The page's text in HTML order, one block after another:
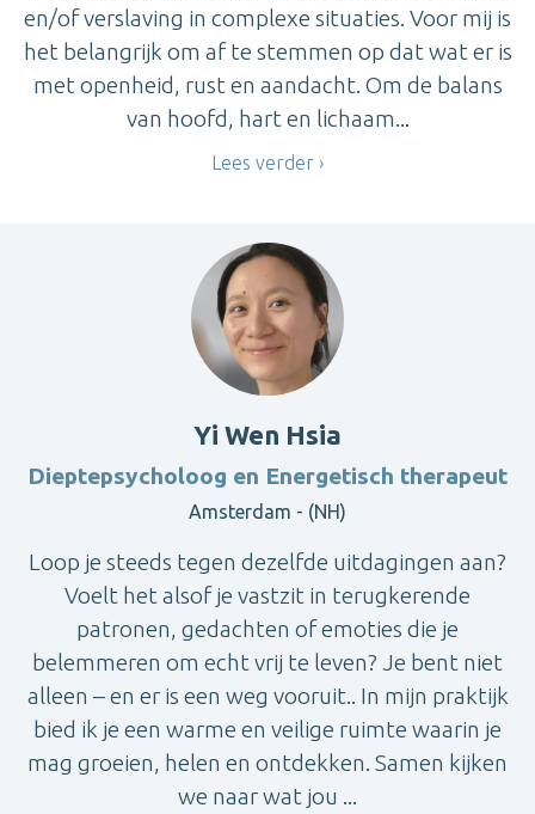
en/of verslaving in complexe situaties. Voor mij is
het belangrijk om af te stemmen op dat wat er is
met openheid, rust en aandacht. Om de balans
van hoofd, hart en lichaam...
Lees verder
Yi Wen Hsia
Dieptepsycholoog en Energetisch therapeut
Amsterdam - (NH)
Loop je steeds tegen dezelfde uitdagingen aan?
Voelt het alsof je vastzit in terugkerende
patronen, gedachten of emoties die je
belemmeren om echt vrij te leven? Je bent niet
alleen – en er is een weg vooruit.. In mijn praktijk
bied ik je een warme en veilige ruimte waarin je
mag groeien, helen en ontdekken. Samen kijken
we naar wat jou ...